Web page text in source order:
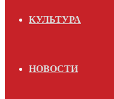
КУЛЬТУРА
НОВОСТИ